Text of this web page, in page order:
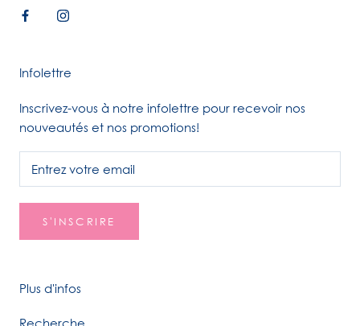
Infolettre
Inscrivez-vous à notre infolettre pour recevoir nos
nouveautés et nos promotions!
S'INSCRIRE
Plus d'infos
Recherche